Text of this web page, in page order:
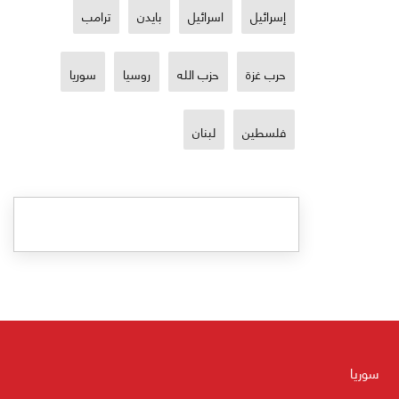
إسرائيل اسرائيل بايدن ترامب
حرب غزة حزب الله روسيا سوريا
فلسطين لبنان
سوريا